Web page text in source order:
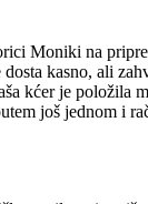
Moniki na
kasno, ali
kćer je položila
još jednom i